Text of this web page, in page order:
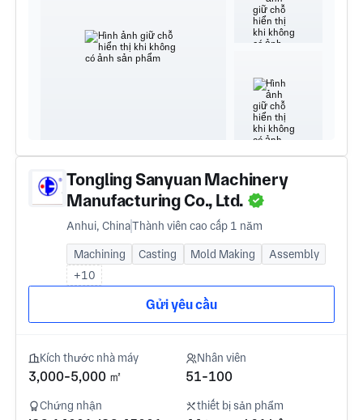
Tongling Sanyuan Machinery
Manufacturing Co., Ltd.
Anhui, ChinaThành viên cao cấp 1 năm
Machining Casting Mold Making
Assembly
+10
Gửi yêu cầu
Kích thước nhà máy
3,000-5,000 ㎡
Nhân viên
51-100
Chứng nhận thiết bị sản phẩm